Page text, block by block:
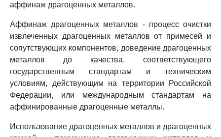
аффинаж драгоценных металлов.
Аффинаж драгоценных металлов - процесс очистки
извлеченных драгоценных металлов от примесей и
сопутствующих компонентов, доведение драгоценных
металлов до качества, соответствующего
государственным стандартам и техническим
условиям, действующим на территории Российской
Федерации, или международным стандартам на
аффинированные драгоценные металлы.
Использование драгоценных металлов и драгоценных